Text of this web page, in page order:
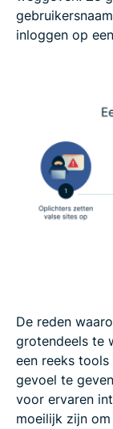
inloggen op
De reden
grotendeels te
een reeks
gevoel te
voor ervaren
moeilijk zijn